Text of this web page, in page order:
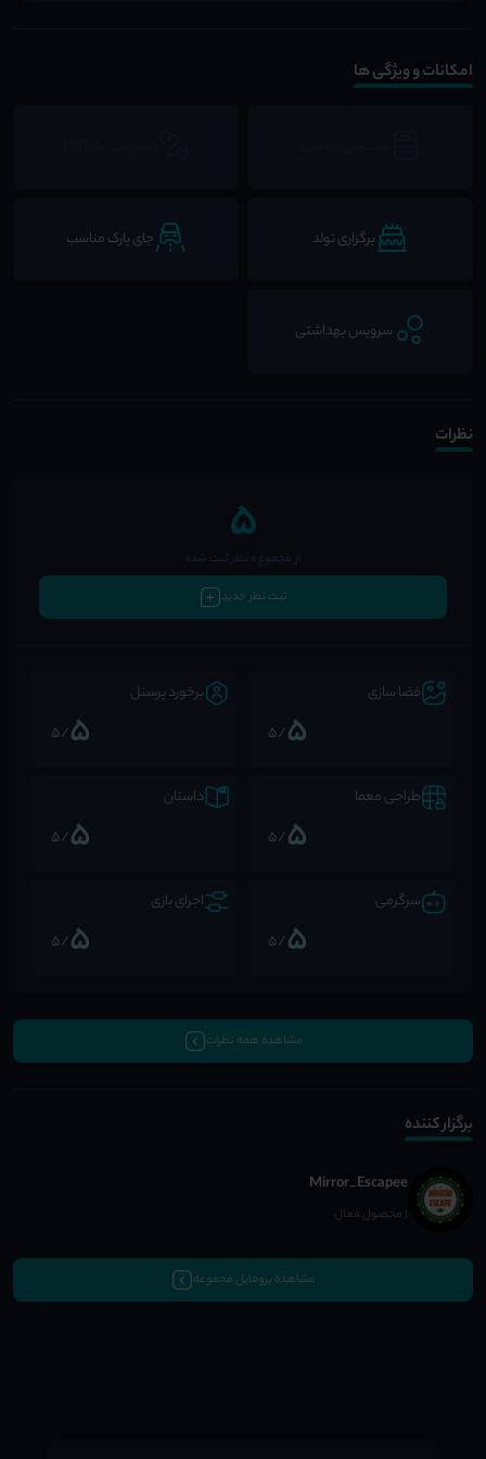
امکانات و ویژگی ها
برگزاری تولد جای پارک مناسب
سرویس بهداشتی
نظرات
5از مجموع 0 نظر ثبت شده
ثبت نظر جدید
فضا سازی
5
/5
برخورد پرسنل
5
/5
طراحی معما
5
/5
داستان
5
/5
سرگرمی
5
/5
اجرای بازی
5
/5
مشاهده همه نظرات
برگزار کننده
Mirror_Escapee
1 محصول فعال
مشاهده پروفایل مجموعه